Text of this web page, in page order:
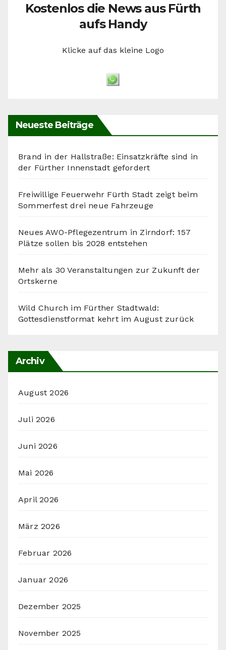
Kostenlos die News aus Fürth
aufs Handy
Klicke auf das kleine Logo
Neueste Beiträge
Brand in der Hallstraße: Einsatzkräfte sind in
der Fürther Innenstadt gefordert
Freiwillige Feuerwehr Fürth Stadt zeigt beim
Sommerfest drei neue Fahrzeuge
Neues AWO-Pflegezentrum in Zirndorf: 157
Plätze sollen bis 2028 entstehen
Mehr als 30 Veranstaltungen zur Zukunft der
Ortskerne
Wild Church im Fürther Stadtwald:
Gottesdienstformat kehrt im August zurück
Archiv
August 2026
Juli 2026
Juni 2026
Mai 2026
April 2026
März 2026
Februar 2026
Januar 2026
Dezember 2025
November 2025